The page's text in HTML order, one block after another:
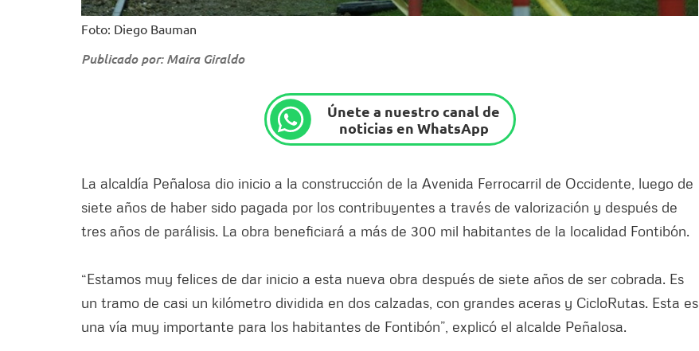
Foto: Diego Bauman
Publicado por: Maira Giraldo
Únete a nuestro canal de
noticias en WhatsApp
La alcaldía Peñalosa dio inicio a la construcción de la Avenida Ferrocarril de Occidente, luego de
siete años de haber sido pagada por los contribuyentes a través de valorización y después de
tres años de parálisis. La obra beneficiará a más de 300 mil habitantes de la localidad Fontibón.
“Estamos muy felices de dar inicio a esta nueva obra después de siete años de ser cobrada. Es
un tramo de casi un kilómetro dividida en dos calzadas, con grandes aceras y CicloRutas. Esta es
una vía muy importante para los habitantes de Fontibón”, explicó el alcalde Peñalosa.